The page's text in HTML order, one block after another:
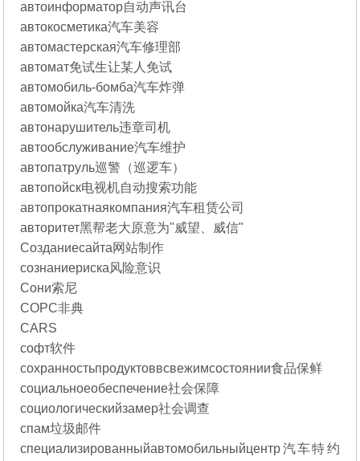
автоинформатор自动声讯台
автокосметика汽车美容
автомастерская汽车修理部
автомат免试生让某人免试
автомобиль-бомба汽车炸弹
автомойка汽车清洗
автонарушитель违章司机
автообслуживание汽车维护
автопатруль巡警（巡逻车）
автопойск电视机自动搜索功能
автопрокатнаякомпания汽车租赁公司
авторитет黑帮老大原意为"威望、威信"
Созданиесайта网站制作
сознаниериска风险意识
Сони索尼
СОРС非典
CARS
софт软件
сохранностьпродуктоввсвежимсостоянии食品保鲜
социальноеобеспечение社会保障
социологическийзамер社会调查
спам垃圾邮件
специализированныйавтомобильныйцентр汽车特约